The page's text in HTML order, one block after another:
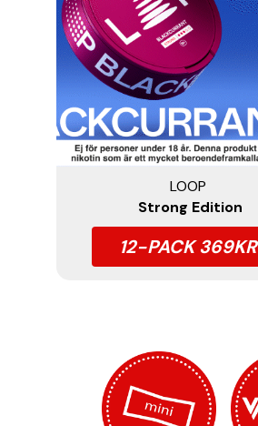
LOOP
Strong Edition
12-PACK 369KR